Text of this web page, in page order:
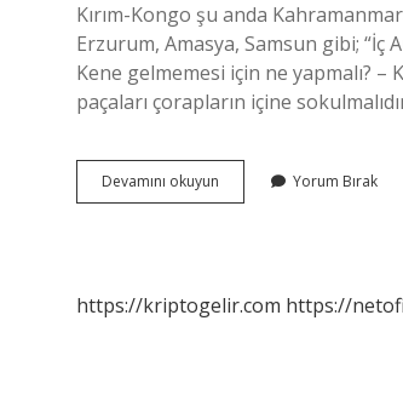
Kırım-Kongo şu anda
Erzurum, Amasya, Samsun gibi; “İç
Kene gelmemesi için ne yapmalı?
paçaları çorapların içine
Devamını okuyun
En
Yorum Bırak
https://kriptogelir.com https://